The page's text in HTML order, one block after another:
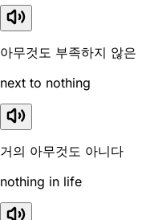
아무것도 부족하지 않은
next to nothing
거의 아무것도 아니다
nothing in life